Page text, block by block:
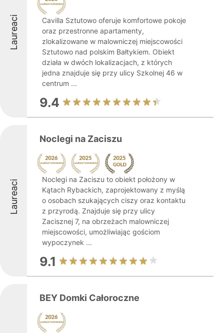
Laureaci
Cavilla Sztutowo oferuje komfortowe pokoje
oraz przestronne apartamenty,
zlokalizowane w malowniczej miejscowości
Sztutowo nad polskim Bałtykiem. Obiekt
działa w dwóch lokalizacjach, z których
jedna znajduje się przy ulicy Szkolnej 46 w
centrum ...
9.4
Laureaci
Noclegi na Zaciszu
Noclegi na Zaciszu to obiekt położony w
Kątach Rybackich, zaprojektowany z myślą
o osobach szukających ciszy oraz kontaktu
z przyrodą. Znajduje się przy ulicy
Zacisznej 7, na obrzeżach malowniczej
miejscowości, umożliwiając gościom
wypoczynek ...
9.1
BEY Domki Całoroczne